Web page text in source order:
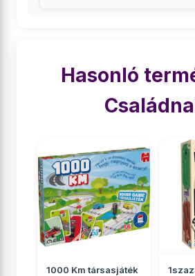
Hasonló
1000 Km társasjáték